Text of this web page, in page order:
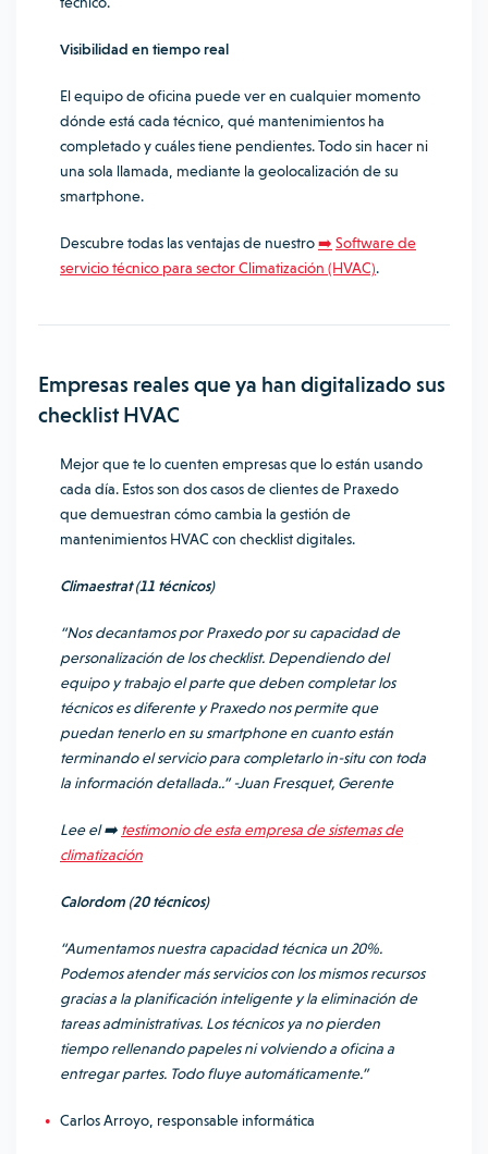
Visibilidad en tiempo real
El equipo de oficina puede ver en cualquier momento
dónde está cada técnico, qué mantenimientos ha
completado y cuáles tiene pendientes. Todo sin hacer ni
una sola llamada, mediante la geolocalización de su
smartphone.
Descubre todas las ventajas de nuestro➡️ Software de
servicio técnico para sector Climatización (HVAC).
Empresas reales que ya han digitalizado sus
checklist HVAC
Mejor que te lo cuenten empresas que lo están usando
cada día. Estos son dos casos de clientes de Praxedo
que demuestran cómo cambia la gestión de
mantenimientos HVAC con checklist digitales.
Climaestrat (11 técnicos)
“Nos decantamos por Praxedo por su capacidad de
personalización de los checklist. Dependiendo del
equipo y trabajo el parte que deben completar los
técnicos es diferente y Praxedo nos permite que
puedan tenerlo en su smartphone en cuanto están
terminando el servicio para completarlo in-situ con toda
la información detallada..” -Juan Fresquet, Gerente
Lee el ➡️ testimonio de esta empresa de sistemas de
climatización
Calordom (20 técnicos)
“Aumentamos nuestra capacidad técnica un 20%.
Podemos atender más servicios con los mismos recursos
gracias a la planificación inteligente y la eliminación de
tareas administrativas. Los técnicos ya no pierden
tiempo rellenando papeles ni volviendo a oficina a
entregar partes. Todo fluye automáticamente.”
Carlos Arroyo, responsable informática